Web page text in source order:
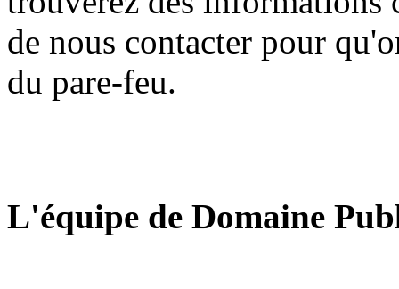
de nous contacter pour
du pare-feu.
L'équipe de Domaine